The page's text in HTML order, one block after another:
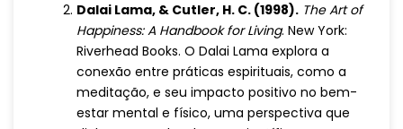
Dalai Lama, & Cutler, H. C. (1998). The Art of
Happiness: A Handbook for Living. New York:
Riverhead Books. O Dalai Lama explora a
conexão entre práticas espirituais, como a
meditação, e seu impacto positivo no bem-
estar mental e físico, uma perspectiva que